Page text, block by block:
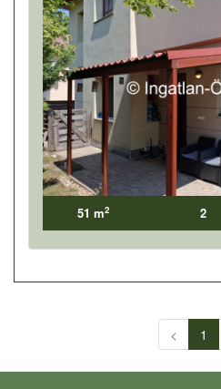
51 m2 2
< 1